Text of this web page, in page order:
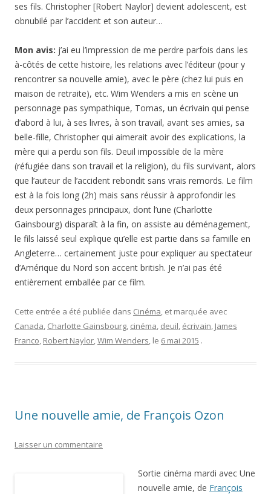
ses fils. Christopher [Robert Naylor] devient adolescent, est
obnubilé par l’accident et son auteur…
Mon avis: j’ai eu l’impression de me perdre parfois dans les
à-côtés de cette histoire, les relations avec l’éditeur (pour y
rencontrer sa nouvelle amie), avec le père (chez lui puis en
maison de retraite), etc. Wim Wenders a mis en scène un
personnage pas sympathique, Tomas, un écrivain qui pense
d’abord à lui, à ses livres, à son travail, avant ses amies, sa
belle-fille, Christopher qui aimerait avoir des explications, la
mère qui a perdu son fils. Deuil impossible de la mère
(réfugiée dans son travail et la religion), du fils survivant, alors
que l’auteur de l’accident rebondit sans vrais remords. Le film
est à la fois long (2h) mais sans réussir à approfondir les
deux personnages principaux, dont l’une (Charlotte
Gainsbourg) disparaît à la fin, on assiste au déménagement,
le fils laissé seul explique qu’elle est partie dans sa famille en
Angleterre… certainement juste pour expliquer au spectateur
d’Amérique du Nord son accent british. Je n’ai pas été
entièrement emballée par ce film.
Cette entrée a été publiée dans Cinéma, et marquée avec
Canada, Charlotte Gainsbourg, cinéma, deuil, écrivain, James
Franco, Robert Naylor,Wim Wenders, le 6 mai 2015 .
Une nouvelle amie, de François Ozon
Laisser un commentaire
Sortie cinéma mardi avec Une
nouvelle amie, de François